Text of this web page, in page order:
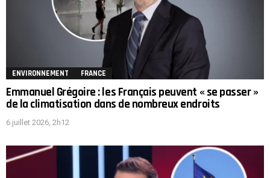
ENVIRONNEMENT FRANCE
Emmanuel Grégoire : les Français peuvent « se passer »
de la climatisation dans de nombreux endroits
6 juillet 2026, 2h12